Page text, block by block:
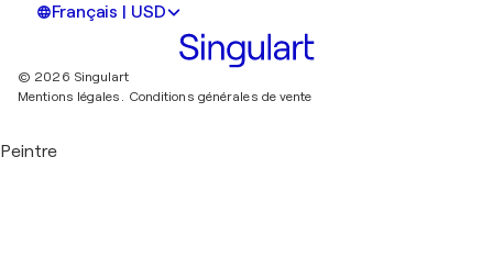
Français | USD
© 2026 Singulart
Mentions légales.
Conditions générales de vente
Peintre